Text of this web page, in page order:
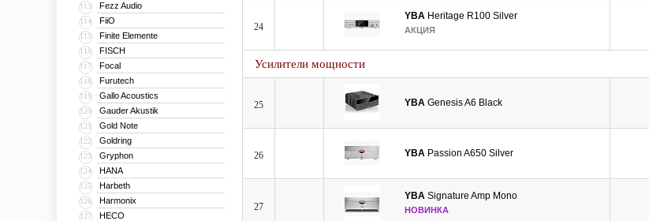
113 Fezz Audio
114 FiiO
115 Finite Elemente
116 FISCH
117 Focal
118 Furutech
119 Gallo Acoustics
120 Gauder Akustik
121 Gold Note
122 Goldring
123 Gryphon
124 HANA
125 Harbeth
126 Harmonix
127 HECO
24
YBA Heritage R100 Silver
АКЦИЯ
Усилители мощности
25 YBA Genesis A6 Black
26 YBA Passion A650 Silver
27
YBA Signature Amp Mono
НОВИНКА